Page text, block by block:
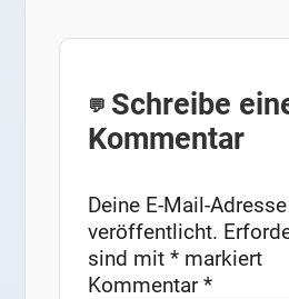
Schreibe
Kommentar
Deine E-Mail-
veröffentlicht.
sind mit* markiert
Kommentar*